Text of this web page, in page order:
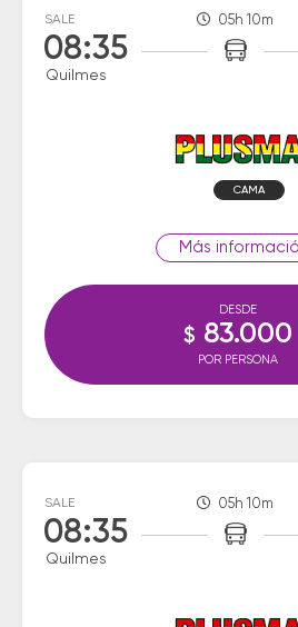
SALE
08:35
Quilmes
05h 10m
CAMA
DESDE
$ 83.000
POR PERSONA
SALE
08:35
Quilmes
05h 10m